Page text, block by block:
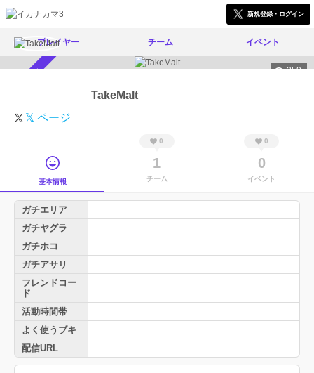
新規登録・ログイン
プレイヤー チーム イベント
259
TakeMalt
𝕏 ページ
基本情報
0
1
チーム
0
0
イベント
ガチエリア
ガチヤグラ
ガチホコ
ガチアサリ
フレンドコー
ド
活動時間帯
よく使うブキ
配信URL